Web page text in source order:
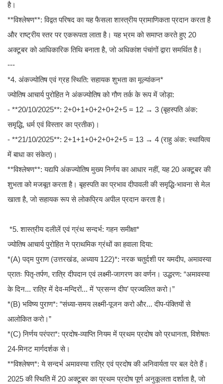
है।
**विश्लेषण**: विद्वत परिषद का यह फैसला शास्त्रीय प्रामाणिकता प्रदान करता है
और राष्ट्रीय स्तर पर एकरूपता लाता है। यह भ्रम को समाप्त करते हुए 20
अक्टूबर को आधिकारिक तिथि बनाता है, जो अधिकांश पंचांगों द्वारा समर्थित है।
---
*4. अंकज्योतिष एवं ग्रह स्थिति: सहायक शुभता का मूल्यांकन*
ज्योतिष आचार्य पुरोहित ने अंकज्योतिष को गौण तर्क के रूप में जोड़ा:
- **20/10/2025**: 2+0+1+0+2+0+2+5 = 12 → 3 (बृहस्पति अंक:
समृद्धि, धर्म एवं विस्तार का प्रतीक)।
- **21/10/2025**: 2+1+1+0+2+0+2+5 = 13 → 4 (राहु अंक: स्थायित्व
में बाधा का संकेत)।
**विश्लेषण**: यद्यपि अंकज्योतिष मुख्य निर्णय का आधार नहीं, यह 20 अक्टूबर की
शुभता को मजबूत करता है। बृहस्पति का प्रभाव दीपावली की समृद्धि-भावना से मेल
खाता है, जो सहायक रूप से लोकप्रिय अपील प्रदान करता है।
*5. शास्त्रीय दलीलें एवं ग्रंथ सन्दर्भ: गहन समीक्षा*
ज्योतिष आचार्य पुरोहित ने प्राथमिक ग्रंथों का हवाला दिया:
*(A) पद्म पुराण (उत्तरखंड, अध्याय 122)*: नरक चतुर्दशी पर यमदीप, अमावस्या
प्रातः पितृ-तर्पण, रात्रि दीपदान एवं लक्ष्मी-जागरण का वर्णन। उद्धरण: “अमावस्या
के दिन... रात्रि में देव-मन्दिरों... में ‘प्रसन्न दीप’ प्रज्वलित करो।”
*(B) भविष्य पुराण*: “संध्या-समय लक्ष्मी-पूजन करो और... दीप-पंक्तियों से
आलोकित करो।”
*(C) निर्णय परंपरा*: प्रदोष-व्याप्ति नियम में प्रथम प्रदोष को प्रधानता, विशेषतः
24-मिनट मार्गदर्शक से।
**विश्लेषण*: ये सन्दर्भ अमावस्या रात्रि एवं प्रदोष की अनिवार्यता पर बल देते हैं।
2025 की स्थिति में 20 अक्टूबर का प्रथम प्रदोष पूर्ण अनुकूलता दर्शाता है, जो